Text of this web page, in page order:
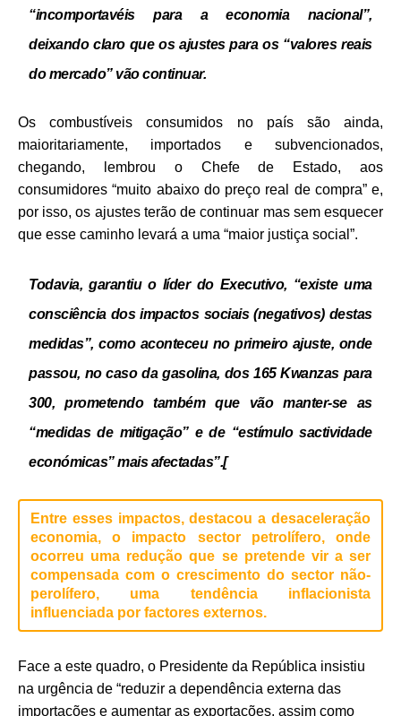
“incomportavéis para a economia nacional”,
deixando claro que os ajustes para os “valores reais
do mercado” vão continuar.
Os combustíveis consumidos no país são ainda,
maioritariamente, importados e subvencionados,
chegando, lembrou o Chefe de Estado, aos
consumidores “muito abaixo do preço real de compra” e,
por isso, os ajustes terão de continuar mas sem esquecer
que esse caminho levará a uma “maior justiça social”.
Todavia, garantiu o líder do Executivo, “existe uma
consciência dos impactos sociais (negativos) destas
medidas”, como aconteceu no primeiro ajuste, onde
passou, no caso da gasolina, dos 165 Kwanzas para
300, prometendo também que vão manter-se as
“medidas de mitigação” e de “estímulo sactividade
económicas” mais afectadas”.[
Entre esses impactos, destacou a desaceleração
economia, o impacto sector petrolífero, onde
ocorreu uma redução que se pretende vir a ser
compensada com o crescimento do sector não-
perolífero, uma tendência inflacionista
influenciada por factores externos.
Face a este quadro, o Presidente da República insistiu
na urgência de “reduzir a dependência externa das
importações e aumentar as exportações, assim como